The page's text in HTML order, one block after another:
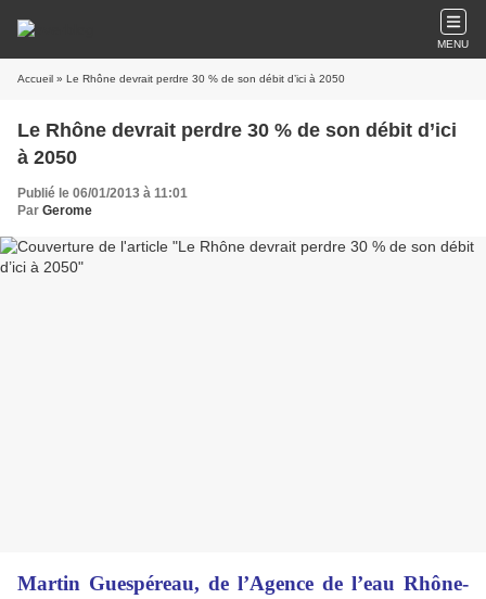
MENU
Accueil » Le Rhône devrait perdre 30 % de son débit d’ici à 2050
Le Rhône devrait perdre 30 % de son débit d’ici
à 2050
Publié le 06/01/2013 à 11:01
Par Gerome
Martin Guespéreau, de l’Agence de l’eau Rhône-